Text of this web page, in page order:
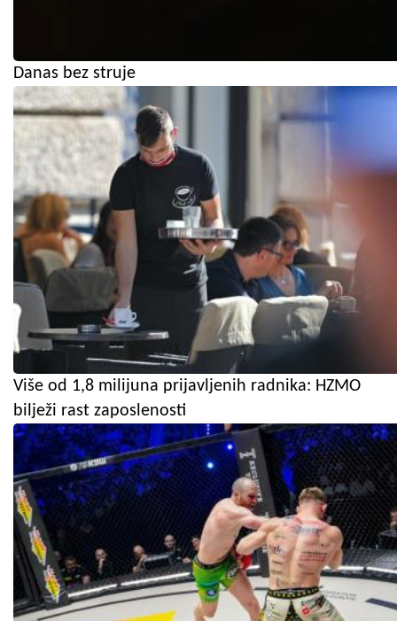
Danas bez struje
Više od 1,8 milijuna prijavljenih radnika: HZMO
bilježi rast zaposlenosti